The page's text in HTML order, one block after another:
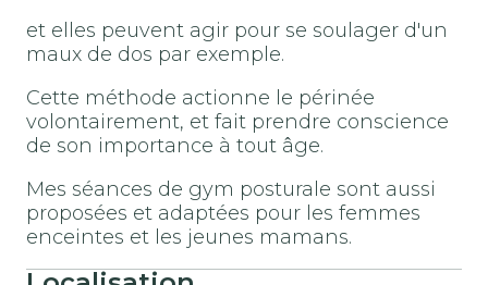
et elles peuvent agir pour se soulager d'un
maux de dos par exemple.
Cette méthode actionne le périnée
volontairement, et fait prendre conscience
de son importance à tout âge.
Mes séances de gym posturale sont aussi
proposées et adaptées pour les femmes
enceintes et les jeunes mamans.